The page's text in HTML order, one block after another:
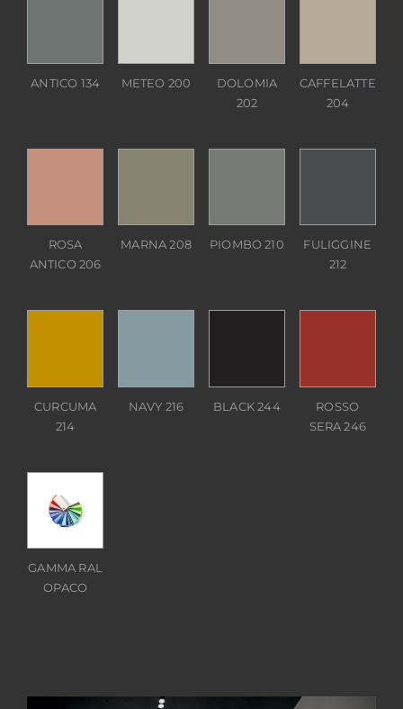
ANTICO 134 METEO 200
DOLOMIA
202
CAFFELATTE
204
ROSA
ANTICO 206
MARNA 208 PIOMBO 210
FULIGGINE
212
CURCUMA
214
NAVY 216 BLACK 244
ROSSO
SERA 246
GAMMA RAL
OPACO